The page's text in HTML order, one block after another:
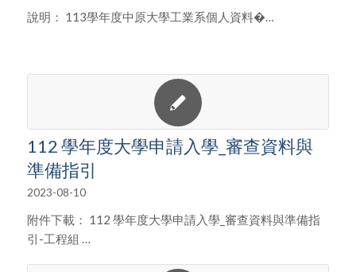
說明： 113學年度中原大學工業系個人資料�…
112 學年度大學申請入學_審查資料與
準備指引
2023-08-10
附件下載： 112 學年度大學申請入學_審查資料與準備指
引-工程組 …